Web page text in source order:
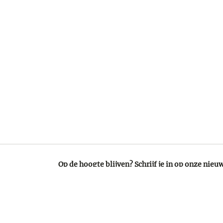
Op de hoogte blijven? Schrijf je in op onze